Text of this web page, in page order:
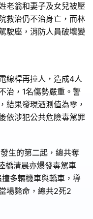
老翁和妻子及女兒被壓
救治仍不治身亡，而林
駛座，消防人員破壞變
線桿再撞人，造成4人
治，1名傷勢嚴重。警
結果發現酒測值為零，
依涉犯公共危險毒駕罪
生的第二起，總共奪
橋清晨亦爆發毒駕車
多輛機車與轎車，導
場斃命，總共2死2